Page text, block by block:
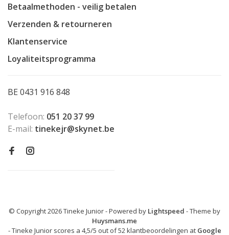
Betaalmethoden - veilig betalen
Verzenden & retourneren
Klantenservice
Loyaliteitsprogramma
BE 0431 916 848
Telefoon: 051 20 37 99
E-mail: tinekejr@skynet.be
© Copyright 2026 Tineke Junior- Powered by Lightspeed - Theme by
Huysmans.me
-Tineke Junior scores a 4,5/5 out of52klantbeoordelingen at Google